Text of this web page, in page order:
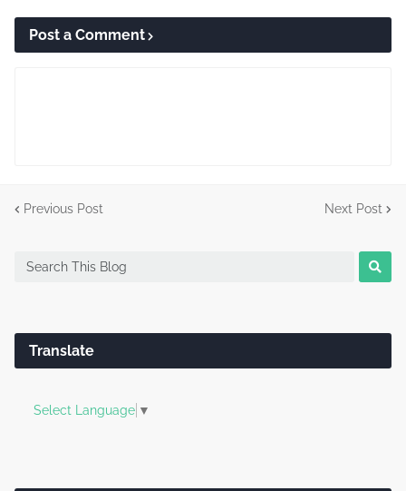
Post a Comment
Previous Post Next Post
Translate
Select Language ▼